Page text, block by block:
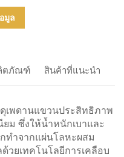
มูล
ตภัณฑ์ สินค้าที่แนะนำ
ดุเพดานแขวนประสิทธิภาพ
ยม ซึ่งให้น้ำหนักเบาและ
ำจากแผ่นโลหะผสม
วยเทคโนโลยีการเคลือบ